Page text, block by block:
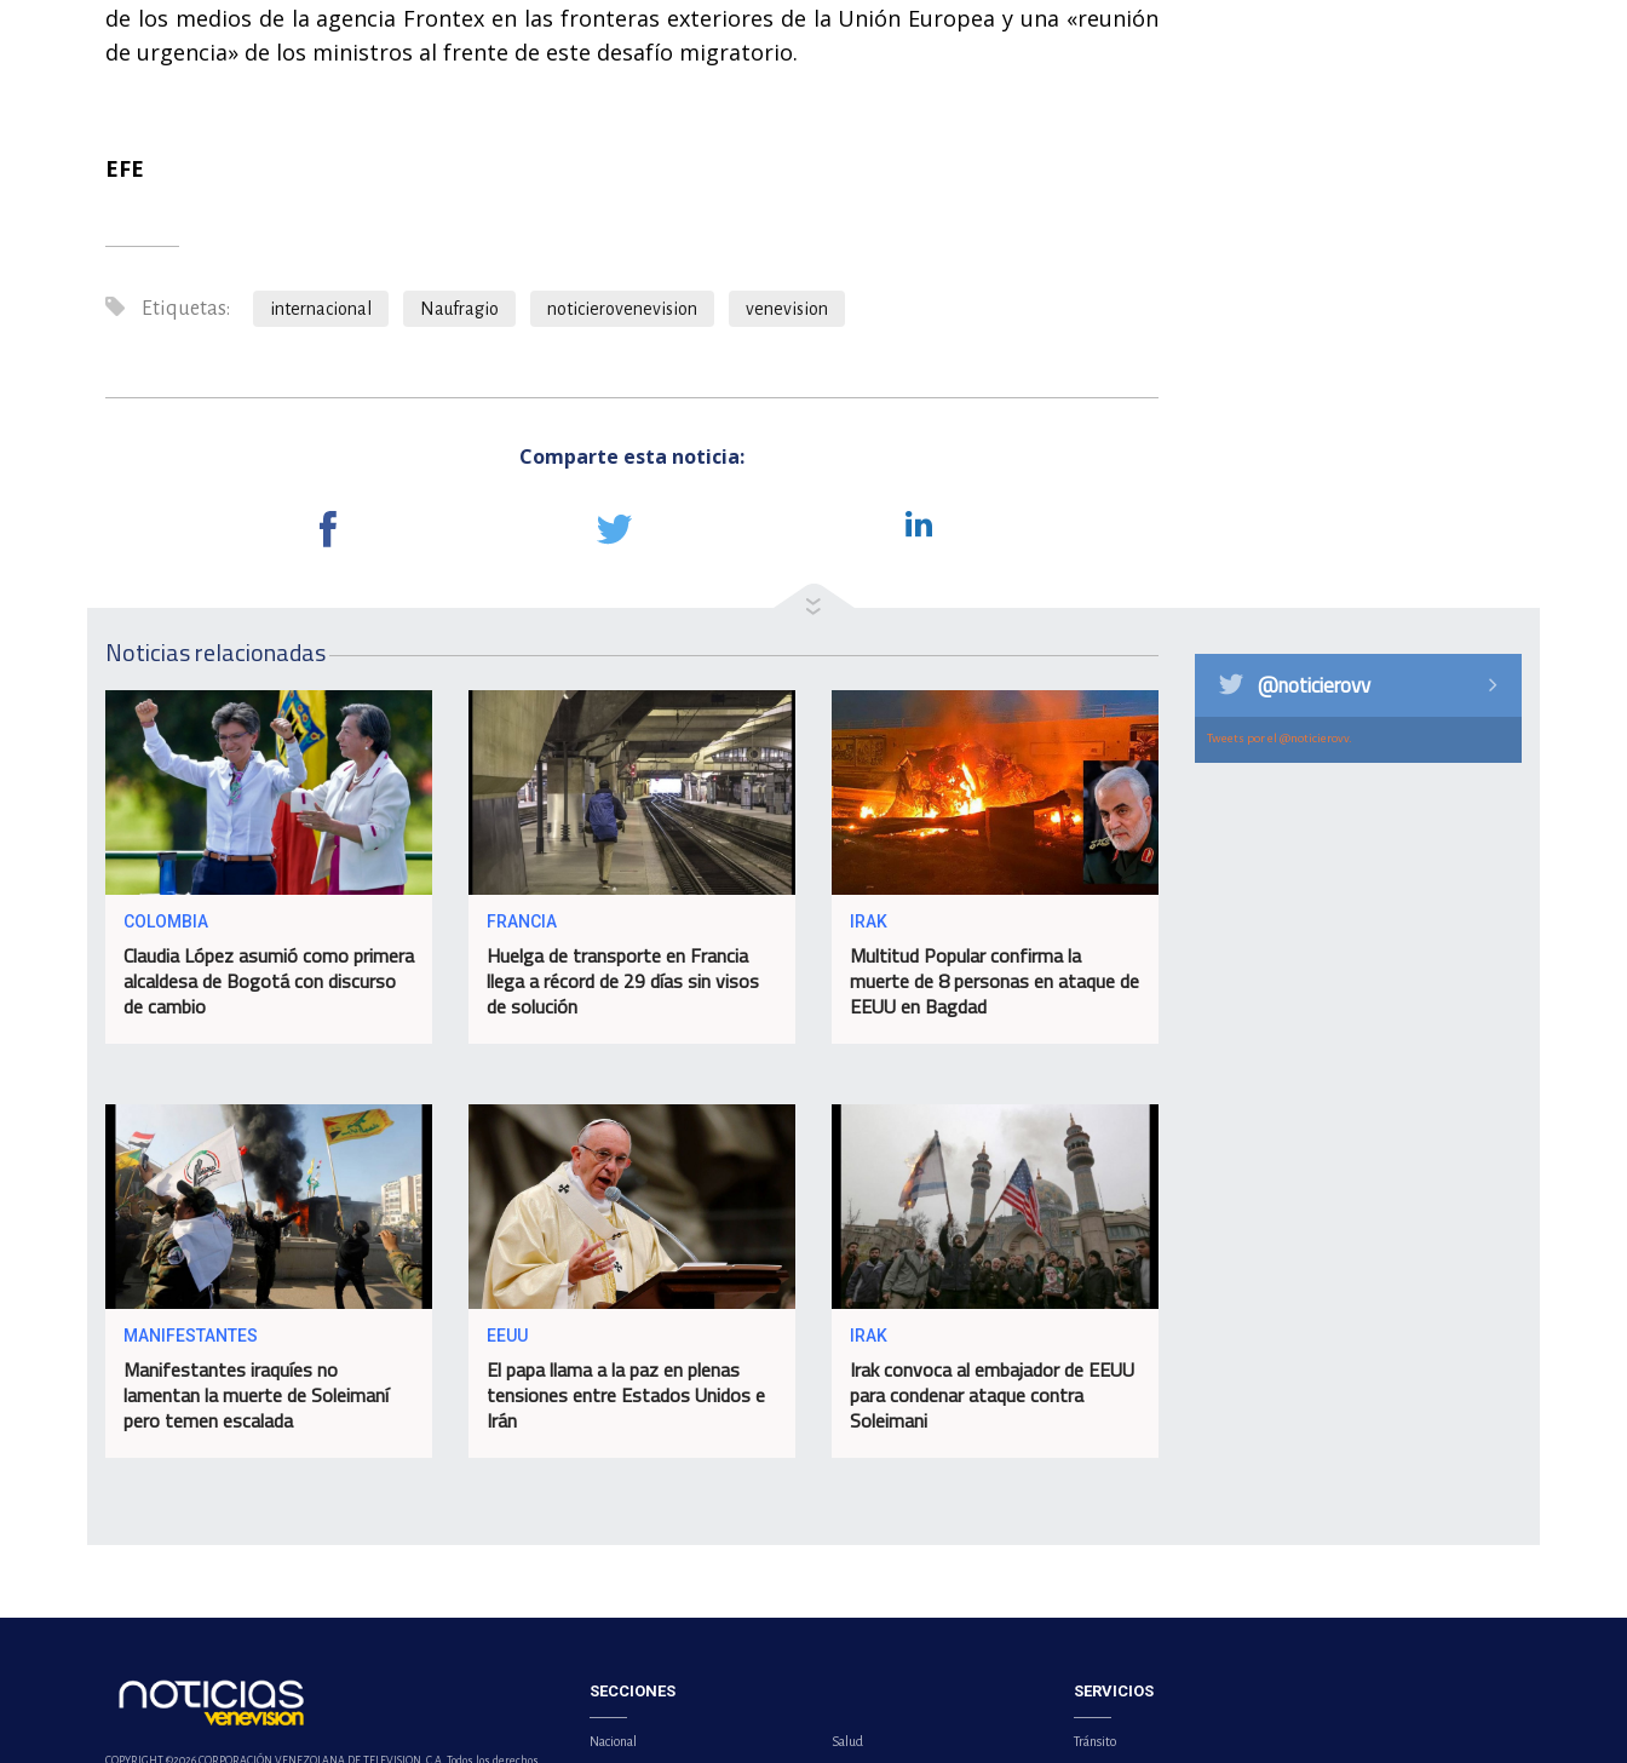
de los medios de la agencia Frontex en las fronteras exteriores de la Unión Europea y una «reunión
de urgencia» de los ministros al frente de este desafío migratorio.
EFE
Etiquetas: internacional Naufragio noticierovenevision venevision
Comparte esta noticia:
Noticias relacionadas
COLOMBIA
Claudia López asumió como primera
alcaldesa de Bogotá con discurso
de cambio
FRANCIA
Huelga de transporte en Francia
llega a récord de 29 días sin visos
de solución
IRAK
Multitud Popular confirma la
muerte de 8 personas en ataque de
EEUU en Bagdad
MANIFESTANTES
Manifestantes iraquíes no
lamentan la muerte de Soleimaní
pero temen escalada
EEUU
El papa llama a la paz en plenas
tensiones entre Estados Unidos e
Irán
IRAK
Irak convoca al embajador de EEUU
para condenar ataque contra
Soleimani
@noticierovv
Tweets por el @noticierovv.
SECCIONES
Nacional
Salud
SERVICIOS
Tránsito